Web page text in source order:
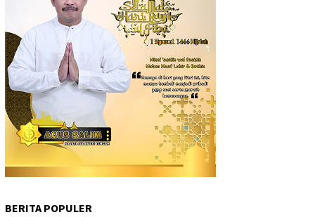
BERITA POPULER